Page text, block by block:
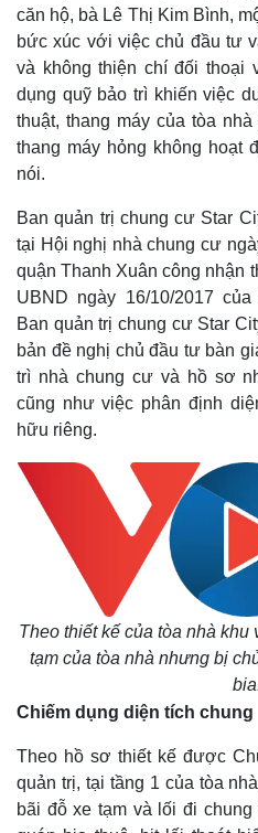
Cuộc sống đó đây
Hồ sơ
căn hộ, bà Lê Thị Kim Bình,
bức xúc với việc chủ đầu tư
và không thiện chí đối
dụng quỹ bảo trì khiến việc
thuật, thang máy của tòa
thang máy hỏng không hoạt
nói.
Ban quản trị chung cư Star
tại Hội nghị nhà chung cư
quận Thanh Xuân công nhận
UBND ngày 16/10/2017
Ban quản trị chung cư Star
bản đề nghị chủ đầu tư bàn
trì nhà chung cư và hồ sơ
cũng như việc phân định
hữu riêng.
Theo thiết kế của tòa nhà
tạm của tòa nhà nhưng bị
Chiếm dụng diện tích chung
Theo hồ sơ thiết kế được
quản trị, tại tầng 1 của tòa
bãi đỗ xe tạm và lối đi